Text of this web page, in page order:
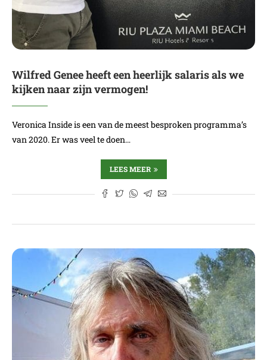
Wilfred Genee heeft een heerlijk salaris als we
kijken naar zijn vermogen!
Veronica Inside is een van de meest besproken programma’s
van 2020. Er was veel te doen…
LEES MEER